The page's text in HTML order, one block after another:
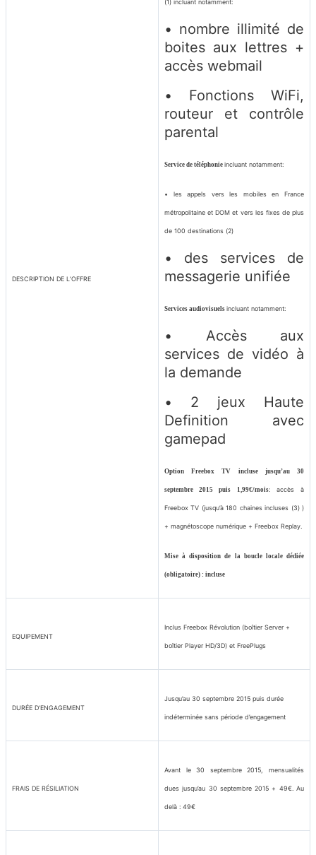
DESCRIPTION DE L’OFFRE
(1) incluant notamment:
• nombre illimité de
boites aux lettres +
accès webmail
• Fonctions WiFi,
routeur et contrôle
parental
Service de téléphonie incluant notamment:
• les appels vers les mobiles en France
métropolitaine et DOM et vers les fixes de plus
de 100 destinations (2)
• des services de
messagerie unifiée
Services audiovisuels incluant notamment:
• Accès aux
services de vidéo à
la demande
• 2 jeux Haute
Definition avec
gamepad
Option Freebox TV incluse jusqu’au 30
septembre 2015 puis 1,99€/mois: accès à
Freebox TV (jusqu’à 180 chaines incluses (3))
+ magnétoscope numérique + Freebox Replay.
Mise à disposition de la boucle locale dédiée
(obligatoire) : incluse
EQUIPEMENT
Inclus Freebox Révolution (boîtier Server +
boîtier Player HD/3D) et FreePlugs
DURÉE D’ENGAGEMENT
Jusqu’au 30 septembre 2015 puis durée
indéterminée sans période d’engagement
FRAIS DE RÉSILIATION
Avant le 30 septembre 2015, mensualités
dues jusqu’au 30 septembre 2015 + 49€. Au
delà : 49€